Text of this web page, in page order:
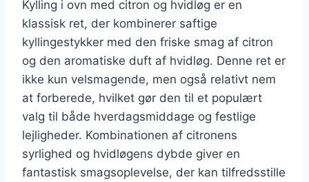
Kylling i ovn med citron og hvidløg er en
klassisk ret, der kombinerer saftige
kyllingestykker med den friske smag af citron
og den aromatiske duft af hvidløg. Denne ret er
ikke kun velsmagende, men også relativt nem
at forberede, hvilket gør den til et populært
valg til både hverdagsmiddage og festlige
lejligheder. Kombinationen af citronens
syrlighed og hvidløgens dybde giver en
fantastisk smagsoplevelse, der kan tilfredsstille